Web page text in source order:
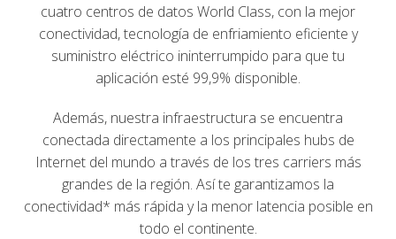
cuatro centros de datos World Class, con la mejor
conectividad, tecnología de enfriamiento eficiente y
suministro eléctrico ininterrumpido para que tu
aplicación esté 99,9% disponible.
Además, nuestra infraestructura se encuentra
conectada directamente a los principales hubs de
Internet del mundo a través de los tres carriers más
grandes de la región. Así te garantizamos la
conectividad* más rápida y la menor latencia posible en
todo el continente.